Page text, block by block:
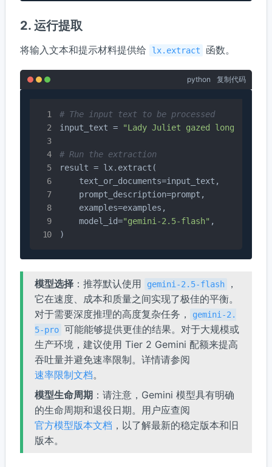
2. 运行提取
将输入文本和提示材料提供给 lx.extract 函数。
python 复制代码
# The input text to be processed
input_text =
"Lady Juliet gazed longingly
# Run the extraction
result = lx.extract(
    text_or_documents=input_text,
    prompt_description=prompt,
    examples=examples,
    model_id=
"gemini-2.5-flash" ,
)
模型选择 ：推荐默认使用 gemini-2.5-flash
，
它在速度、成本和质量之间实现了极佳的平衡。
对于需要深度推理的高度复杂任务，
gemini-2.
5-pro 可能能够提供更佳的结果。对于大规模或
生产环境，建议使用 Tier 2 Gemini 配额来提高
吞吐量并避免速率限制。详情请参阅
速率限制文档。
模型生命周期 ：请注意，Gemini 模型具有明确
的生命周期和退役日期。用户应查阅
官方模型版本文档 ，以了解最新的稳定版本和旧
版本。